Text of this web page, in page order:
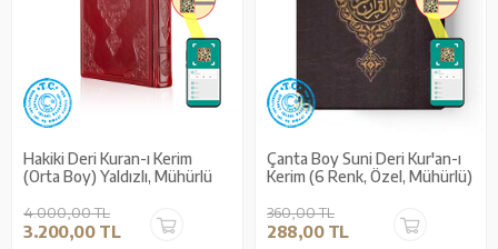
Hakiki Deri Kuran-ı Kerim
(Orta Boy) Yaldızlı, Mühürlü
4.000,00 TL
3.200,00 TL
Çanta Boy Suni Deri Kur'an-ı
Kerim (6 Renk, Özel, Mühürlü)
360,00 TL
288,00 TL